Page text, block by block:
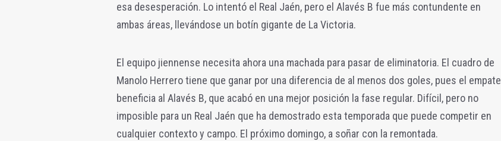
esa desesperación. Lo intentó el Real Jaén, pero el Alavés B fue más contundente en
ambas áreas, llevándose un botín gigante de La Victoria.
El equipo jiennense necesita ahora una machada para pasar de eliminatoria. El cuadro de
Manolo Herrero tiene que ganar por una diferencia de al menos dos goles, pues el empate
beneficia al Alavés B, que acabó en una mejor posición la fase regular. Difícil, pero no
imposible para un Real Jaén que ha demostrado esta temporada que puede competir en
cualquier contexto y campo. El próximo domingo, a soñar con la remontada.